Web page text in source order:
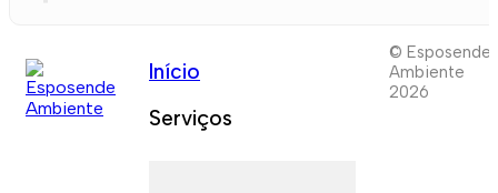
Início
Serviços
© Esposende
Ambiente
2026